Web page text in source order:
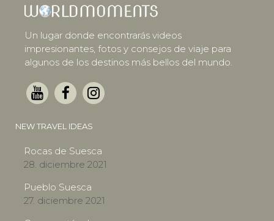
Un lugar donde encontrarás videos
impresionantes, fotos y consejos de viaje para
algunos de los destinos más bellos del mundo.
NEW TRAVEL IDEAS
Rocas de Suesca
28. diciembre 2021
Pueblo Suesca
27. diciembre 2021